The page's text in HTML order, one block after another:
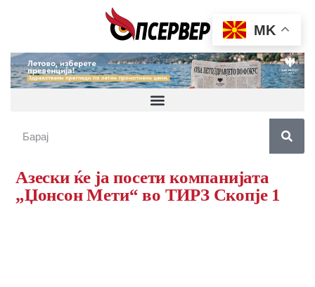
Азески ќе ја посети компанијата
„Џонсон Мети“ во ТИРЗ Скопје 1
MK